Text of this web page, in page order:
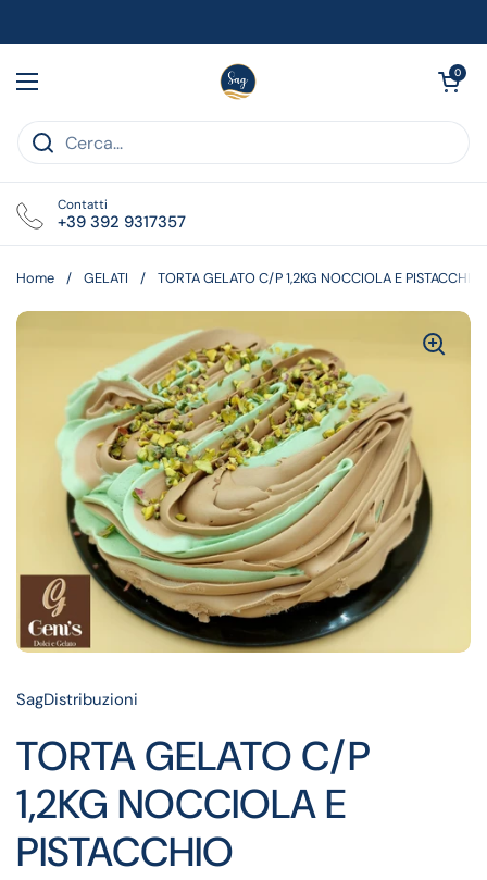
Apri menu
Apri carrello
0
Contatti
+39 392 9317357
Home / GELATI / TORTA GELATO C/P 1,2KG NOCCIOLA E PISTACCHIO
SagDistribuzioni
TORTA GELATO C/P
1,2KG NOCCIOLA E
PISTACCHIO